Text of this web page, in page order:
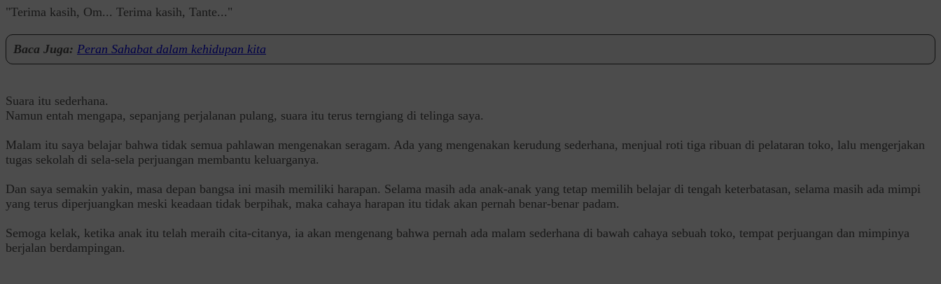
‎"Terima kasih, Om... Terima kasih, Tante..."
Baca Juga: Peran Sahabat dalam kehidupan kita
‎Suara itu sederhana.
‎Namun entah mengapa, sepanjang perjalanan pulang, suara itu terus terngiang di telinga saya.
‎Malam itu saya belajar bahwa tidak semua pahlawan mengenakan seragam. Ada yang mengenakan kerudung sederhana, menjual roti tiga ribuan di pelataran toko, lalu mengerjakan
tugas sekolah di sela-sela perjuangan membantu keluarganya.
‎Dan saya semakin yakin, masa depan bangsa ini masih memiliki harapan. Selama masih ada anak-anak yang tetap memilih belajar di tengah keterbatasan, selama masih ada mimpi
yang terus diperjuangkan meski keadaan tidak berpihak, maka cahaya harapan itu tidak akan pernah benar-benar padam.
‎Semoga kelak, ketika anak itu telah meraih cita-citanya, ia akan mengenang bahwa pernah ada malam sederhana di bawah cahaya sebuah toko, tempat perjuangan dan mimpinya
berjalan berdampingan.